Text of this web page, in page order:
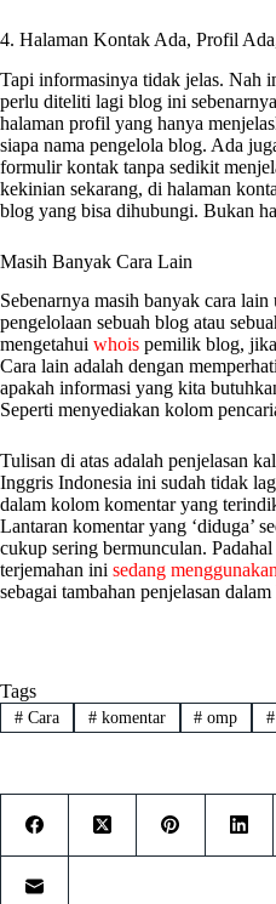
4. Halaman Kontak Ada, Profil
Tapi informasinya tidak jelas. Nah
perlu diteliti lagi blog ini
halaman profil yang hanya
siapa nama pengelola blog. Ada
formulir kontak tanpa sedikit
kekinian sekarang, di halaman
blog yang bisa dihubungi. Bukan
Masih Banyak Cara Lain
Sebenarnya masih banyak cara
pengelolaan sebuah blog atau
mengetahui whois pemilik blog,
Cara lain adalah dengan
apakah informasi yang kita
Seperti menyediakan kolom
Tulisan di atas adalah penjelasan
Inggris Indonesia ini sudah tidak
dalam kolom komentar yang
Lantaran komentar yang ‘diduga’
cukup sering bermunculan.
terjemahan ini sedang
sebagai tambahan penjelasan dalam
Tags
#Cara #komentar # omp #